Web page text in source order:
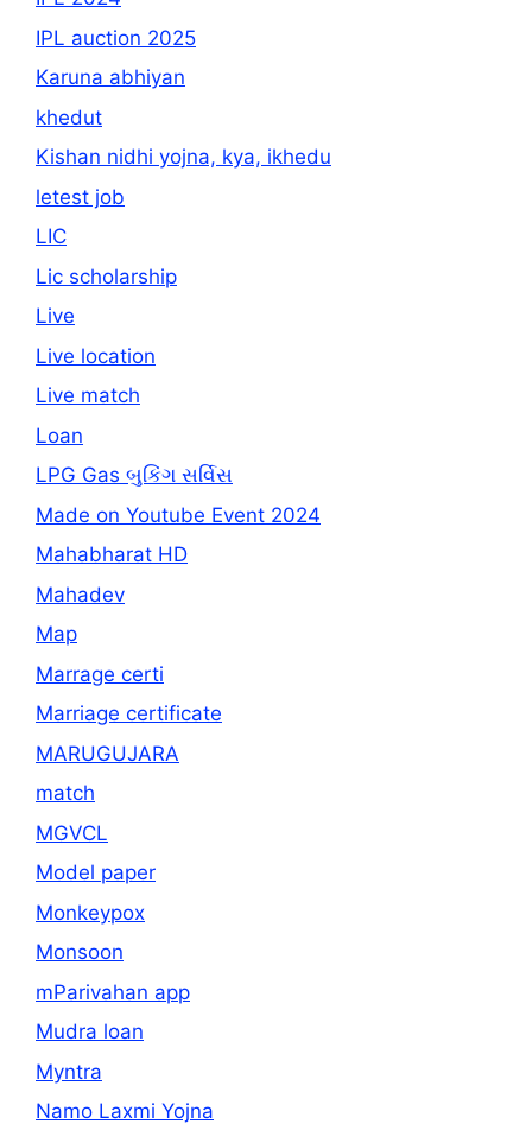
IPL auction 2025
Karuna abhiyan
khedut
Kishan nidhi yojna, kya, ikhedu
letest job
LIC
Lic scholarship
Live
Live location
Live match
Loan
LPG Gas બુકિંગ સર્વિસ
Made on Youtube Event 2024
Mahabharat HD
Mahadev
Map
Marrage certi
Marriage certificate
MARUGUJARA
match
MGVCL
Model paper
Monkeypox
Monsoon
mParivahan app
Mudra loan
Myntra
Namo Laxmi Yojna